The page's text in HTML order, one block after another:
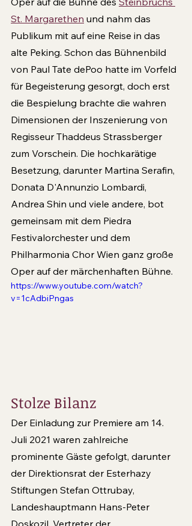
St. Margarethen und nahm das
Publikum mit auf eine Reise in das
alte Peking. Schon das Bühnenbild
von Paul Tate dePoo hatte im Vorfeld
für Begeisterung gesorgt, doch erst
die Bespielung brachte die wahren
Dimensionen der Inszenierung von
Regisseur Thaddeus Strassberger
zum Vorschein. Die hochkarätige
Besetzung, darunter Martina Serafin,
Donata D'Annunzio Lombardi,
Andrea Shin und viele andere, bot
gemeinsam mit dem Piedra
Festivalorchester und dem
Philharmonia Chor Wien ganz große
Oper auf der märchenhaften Bühne.
https://www.youtube.com/watch?
v=1cAdbiPngas
Stolze Bilanz
Der Einladung zur Premiere am 14.
Juli 2021 waren zahlreiche
prominente Gäste gefolgt, darunter
der Direktionsrat der Esterhazy
Stiftungen Stefan Ottrubay,
Landeshauptmann Hans-Peter